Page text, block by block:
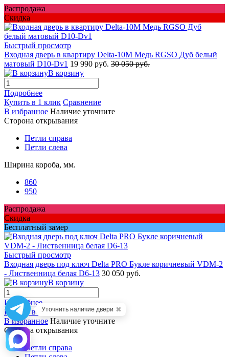
Распродажа
Скидка
Быстрый просмотр
Входная дверь в квартиру Delta-10M Медь RGSO Дуб белый
матовый D10-Dv1 19 990 руб. 30 050 руб.
В корзину
Подробнее
Купить в 1 клик Сравнение
В избранное Наличие уточните
Сторона открывания
Петли справа
Петли слева
Ширина короба, мм.
860
950
Распродажа
Скидка
Бесплатный замер
Быстрый просмотр
Входная дверь под ключ Delta PRO Букле коричневый VDM-2
- Лиственница белая D6-13 30 050 руб.
В корзину
Подробнее
Купить в 1 клик Сравнение
В избранное Наличие уточните
Сторона открывания
Петли справа
Уточнить наличие двери ✖